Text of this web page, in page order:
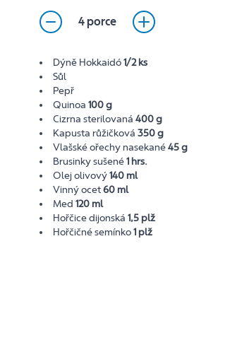
4 porce
Dýně Hokkaidó1/2 ks
Sůl
Pepř
Quinoa100 g
Cizrna sterilovaná400 g
Kapusta růžičková350 g
Vlašské ořechy nasekané45 g
Brusinky sušené1 hrs.
Olej olivový140 ml
Vinný ocet60 ml
Med120 ml
Hořčice dijonská1,5 plž
Hořčičné semínko1 plž